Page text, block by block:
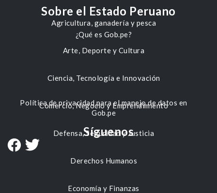
Agricultura, ganadería y pesca
Arte, Deporte y Cultura
Ciencia, Tecnología e Innovación
Comercio, Negocio y Emprendimiento
Defensa, Seguridad y Justicia
Derechos Humanos
Economía y Finanzas
Sobre el Estado Peruano
¿Qué es Gob.pe?
Política de privacidad para el manejo de datos en
Gob.pe
Síguenos